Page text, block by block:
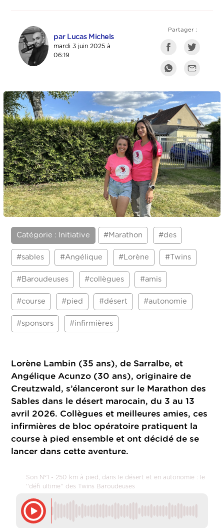
par Lucas Michels
mardi 3 juin 2025 à
06:19
Partager :
Catégorie : Initiative #Marathon #des
#sables #Angélique #Lorène #Twins
#Baroudeuses #collègues #amis
#course #pied #désert #autonomie
#sponsors #infirmières
Lorène Lambin (35 ans), de Sarralbe, et
Angélique Acunzo (30 ans), originaire de
Creutzwald, s’élanceront sur le Marathon des
Sables dans le désert marocain, du 3 au 13
avril 2026. Collègues et meilleures amies, ces
infirmières de bloc opératoire pratiquent la
course à pied ensemble et ont décidé de se
lancer dans cette aventure.
Son N°1 - 250 km à pied, dans le désert et en autonomie : le
''défi ultime'' des Twins Baroudeuses